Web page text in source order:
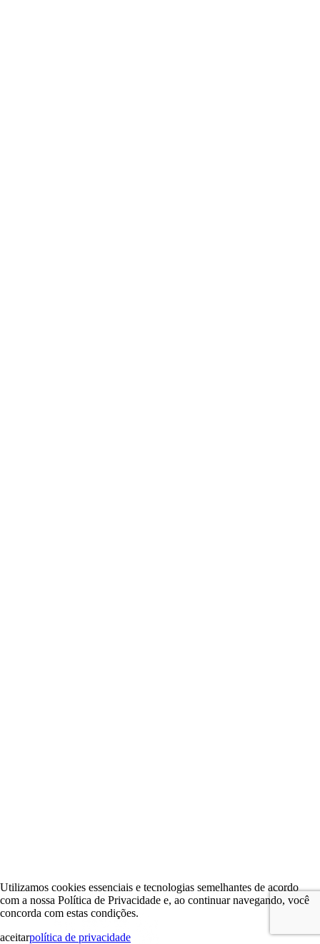
Utilizamos cookies essenciais e tecnologias semelhantes de acordo
com a nossa Política de Privacidade e, ao continuar navegando, você
concorda com estas condições.
aceitarpolítica de privacidade